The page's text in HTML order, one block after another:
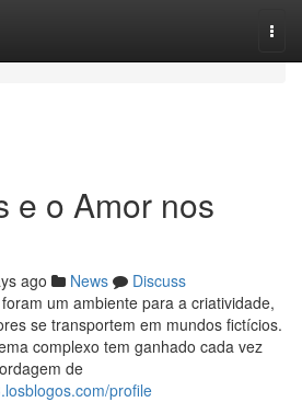
e o Amor nos
ago News
Discuss
um ambiente para a criatividade,
se transportem em mundos fictícios.
complexo tem ganhado cada vez
de
profile